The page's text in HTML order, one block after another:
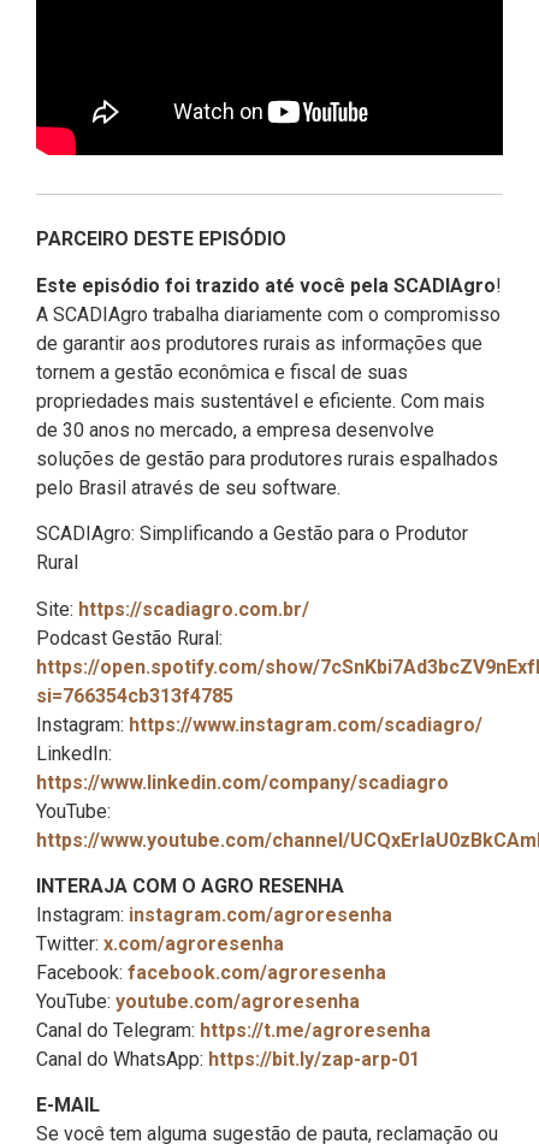
PARCEIRO DESTE EPISÓDIO
Este episódio foi trazido até você pela SCADIAgro!
A SCADIAgro trabalha diariamente com o compromisso
de garantir aos produtores rurais as informações que
tornem a gestão econômica e fiscal de suas
propriedades mais sustentável e eficiente. Com mais
de 30 anos no mercado, a empresa desenvolve
soluções de gestão para produtores rurais espalhados
pelo Brasil através de seu software.
SCADIAgro: Simplificando a Gestão para o Produtor
Rural
Site: https://scadiagro.com.br/
Podcast Gestão Rural:
https://open.spotify.com/show/
si=766354cb313f4785
Instagram: https://www.instagram.com/scadiagro/
LinkedIn:
https://www.linkedin.com/company/scadiagro
YouTube:
https://www.youtube.com/channel/
INTERAJA COM O AGRO RESENHA
Instagram: instagram.com/agroresenha
Twitter: x.com/agroresenha
Facebook: facebook.com/agroresenha
YouTube: youtube.com/agroresenha
Canal do Telegram: https://t.me/agroresenha
Canal do WhatsApp: https://bit.ly/zap-arp-01
E-MAIL
Se você tem alguma sugestão de pauta, reclamação ou